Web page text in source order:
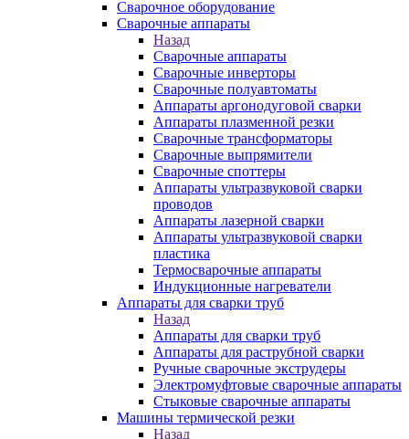
Сварочное оборудование
Сварочные аппараты
Назад
Сварочные аппараты
Сварочные инверторы
Сварочные полуавтоматы
Аппараты аргонодуговой сварки
Аппараты плазменной резки
Сварочные трансформаторы
Сварочные выпрямители
Сварочные споттеры
Аппараты ультразвуковой сварки
проводов
Аппараты лазерной сварки
Аппараты ультразвуковой сварки
пластика
Термосварочные аппараты
Индукционные нагреватели
Аппараты для сварки труб
Назад
Аппараты для сварки труб
Аппараты для раструбной сварки
Ручные сварочные экструдеры
Электромуфтовые сварочные аппараты
Стыковые сварочные аппараты
Машины термической резки
Назад